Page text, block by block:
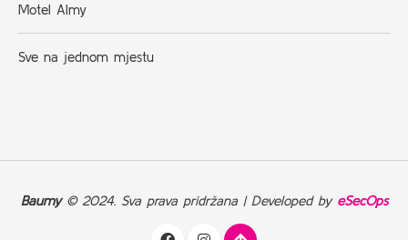
Motel Almy
Sve na jednom mjestu
Baumy© 2024. Sva prava pridržana | Developed by eSecOps